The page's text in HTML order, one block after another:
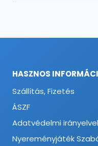
HASZNOS
Szállítás, Fizetés
ÁSZF
Adatvédelmi
Nyereményjáték